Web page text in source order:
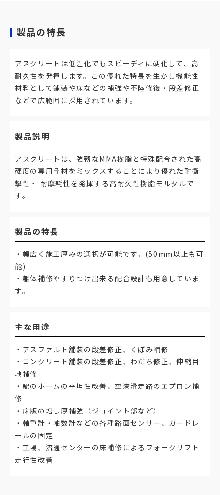
製品の特長
アスクリートは低温化でもスピーディに硬化して、高
耐久性を発揮します。この優れた特長を生かし機能性
材料として舗装や床などの補強や不陸修復・段差修正
などで広範囲に採用されています。
製品説明
アスクリートは、強靱なMMA樹脂と特殊配合された高
硬度の専用骨材をミックスすることにより優れた耐衝
撃性・ 耐摩耗性を発揮する高耐久性樹脂モルタルで
す。
製品の特長
・幅広く施工厚みの選択が可能です。(50mm以上も可
能)
・躯体補修やすりつけ出来る配合設計も用意していま
す。
主な用途
・アスファルト舗装の段差修正、くぼみ補修
・コンクリート舗装の段差修正、わだち修正、伸縮目
地補修
・駅のホームの平坦性改善、空港滑走路のエプロン補
修
・床版の増し厚補強（ジョイント部など）
・軸重計・軸数計などの各種路面センサー、ガードレ
ールの固定
・工場、流通センターの床補修によるフォークリフト
走行性改善